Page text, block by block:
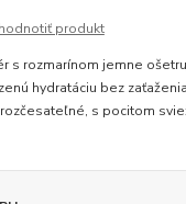
produkt
s rozmarínom jemne
hydratáciu bez
s pocitom